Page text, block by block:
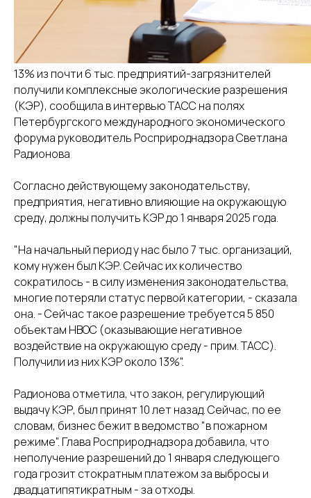
13% из почти 6 тыс. предприятий-загрязнителей
получили комплексные экологические разрешения
(КЭР), сообщила в интервью ТАСС на полях
Петербургского международного экономического
форума руководитель Росприроднадзора Светлана
Радионова
Согласно действующему законодательству,
предприятия, негативно влияющие на окружающую
среду, должны получить КЭР до 1 января 2025 года.
"На начальный период у нас было 7 тыс. организаций,
кому нужен был КЭР. Сейчас их количество
сократилось - в силу изменения законодательства,
многие потеряли статус первой категории, - сказала
она. - Сейчас такое разрешение требуется 5 850
объектам НВОС (оказывающие негативное
воздействие на окружающую среду - прим. ТАСС).
Получили из них КЭР около 13%".
Радионова отметила, что закон, регулирующий
выдачу КЭР, был принят 10 лет назад. Сейчас, по ее
словам, бизнес бежит в ведомство "в пожарном
режиме". Глава Росприроднадзора добавила, что
неполучение разрешений до 1 января следующего
года грозит стократным платежом за выбросы и
двадцатипятикратным - за отходы.